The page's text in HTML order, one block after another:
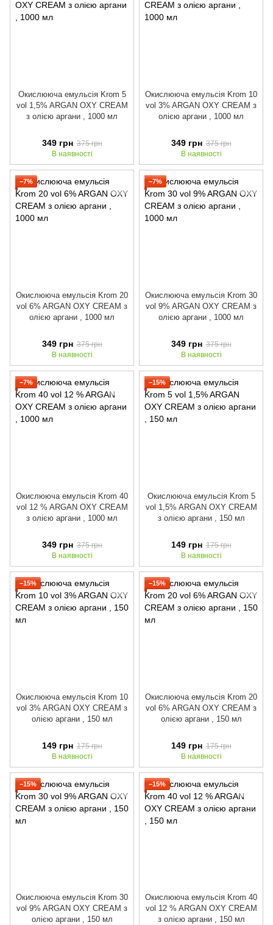
Окислююча емульсія Krom 5
vol 1,5% ARGAN OXY CREAM
з олією аргани , 1000 мл
349 грн 375 грн
В наявності
Окислююча емульсія Krom 10
vol 3% ARGAN OXY CREAM з
олією аргани , 1000 мл
349 грн 375 грн
В наявності
−7%
Окислююча емульсія Krom 20
vol 6% ARGAN OXY CREAM з
олією аргани , 1000 мл
349 грн 375 грн
В наявності
−7%
Окислююча емульсія Krom 30
vol 9% ARGAN OXY CREAM з
олією аргани , 1000 мл
349 грн 375 грн
В наявності
−7%
Окислююча емульсія Krom 40
vol 12 % ARGAN OXY CREAM
з олією аргани , 1000 мл
349 грн 375 грн
В наявності
−15%
Окислююча емульсія Krom 5
vol 1,5% ARGAN OXY CREAM
з олією аргани , 150 мл
149 грн 175 грн
В наявності
−15%
Окислююча емульсія Krom 10
vol 3% ARGAN OXY CREAM з
олією аргани , 150 мл
149 грн 175 грн
В наявності
−15%
Окислююча емульсія Krom 20
vol 6% ARGAN OXY CREAM з
олією аргани , 150 мл
149 грн 175 грн
В наявності
−15%
Окислююча емульсія Krom 30
vol 9% ARGAN OXY CREAM з
олією аргани , 150 мл
−15%
Окислююча емульсія Krom 40
vol 12 % ARGAN OXY CREAM
з олією аргани , 150 мл